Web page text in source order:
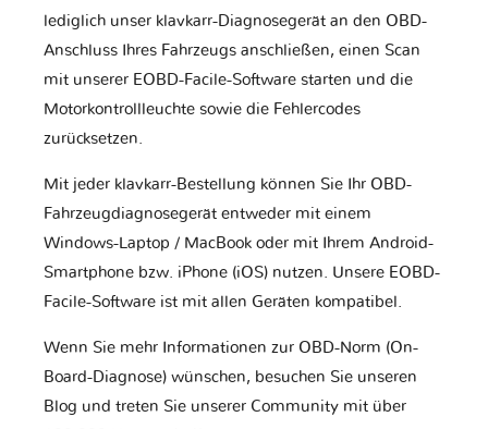
lediglich unser klavkarr-Diagnosegerät an den OBD-
Anschluss Ihres Fahrzeugs anschließen, einen Scan
mit unserer EOBD-Facile-Software starten und die
Motorkontrollleuchte sowie die Fehlercodes
zurücksetzen.
Mit jeder klavkarr-Bestellung können Sie Ihr OBD-
Fahrzeugdiagnosegerät entweder mit einem
Windows-Laptop / MacBook oder mit Ihrem Android-
Smartphone bzw. iPhone (iOS) nutzen. Unsere EOBD-
Facile-Software ist mit allen Geräten kompatibel.
Wenn Sie mehr Informationen zur OBD-Norm (On-
Board-Diagnose) wünschen, besuchen Sie unseren
Blog und treten Sie unserer Community mit über